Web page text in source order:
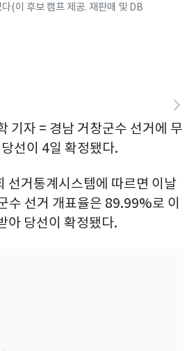
(이 후보 캠프 제공. 재판매 및 DB
기자 = 경남 거창군수 선거에 무
선이 4일 확정됐다.
선거통계시스템에 따르면 이날
수 선거 개표율은 89.99%로 이
아 당선이 확정됐다.